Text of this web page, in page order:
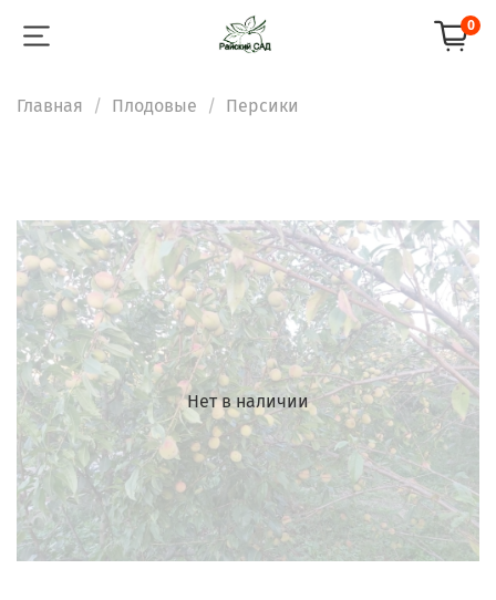
0
Главная Плодовые Персики
Нет в наличии